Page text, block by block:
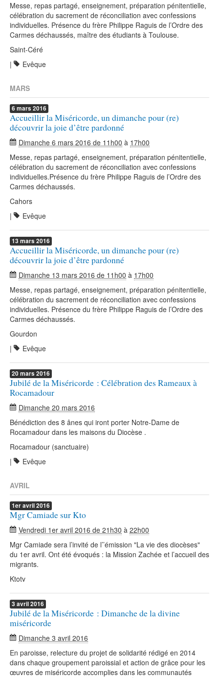
Messe, repas partagé, enseignement, préparation pénitentielle,
célébration du sacrement de réconciliation avec confessions
individuelles. Présence du frère Philippe Raguis de l’Ordre des
Carmes déchaussés, maître des étudiants à Toulouse.
Saint-Céré
|
Evêque
MARS
6 mars 2016
Accueillir la Miséricorde, un dimanche pour (re)
découvrir la joie d’être pardonné
Dimanche 6 mars 2016 de 11h00 à 17h00
Messe, repas partagé, enseignement, préparation pénitentielle,
célébration du sacrement de réconciliation avec confessions
individuelles.Présence du frère Philippe Raguis de l’Ordre des
Carmes déchaussés.
Cahors
|
Evêque
13 mars 2016
Accueillir la Miséricorde, un dimanche pour (re)
découvrir la joie d’être pardonné
Dimanche 13 mars 2016 de 11h00 à 17h00
Messe, repas partagé, enseignement, préparation pénitentielle,
célébration du sacrement de réconciliation avec confessions
individuelles. Présence du frère Philippe Raguis de l’Ordre des
Carmes déchaussés.
Gourdon
|
Evêque
20 mars 2016
Jubilé de la Miséricorde : Célébration des Rameaux à
Rocamadour
Dimanche 20 mars 2016
Bénédiction des 8 ânes qui iront porter Notre-Dame de
Rocamadour dans les maisons du Diocèse .
Rocamadour (sanctuaire)
|
Evêque
AVRIL
1eravril2016
Mgr Camiade sur Kto
Vendredi 1er avril 2016 de 21h30 à 22h00
Mgr Camiade sera l’invité de l’’émission "La vie des diocèses"
du 1er avril. Ont été évoqués : la Mission Zachée et l’accueil des
migrants.
Ktotv
3 avril2016
Jubilé de la Miséricorde : Dimanche de la divine
miséricorde
Dimanche 3 avril 2016
En paroisse, relecture du projet de solidarité rédigé en 2014
dans chaque groupement paroissial et action de grâce pour les
œuvres de miséricorde accomplies dans les communautés